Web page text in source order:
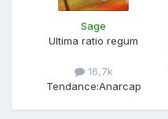
Sage
Ultima ratio regum
16,7k
Tendance:Anarcap